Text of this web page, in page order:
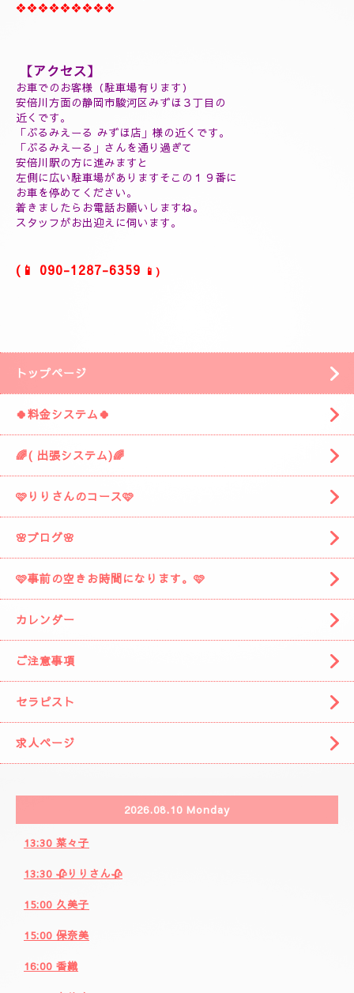
(ホットストーン30分¥5000)
【アクセス】
お車でのお客様（駐車場有ります）
安倍川方面の静岡市駿河区みずほ３丁目の
近くです。
「ぷるみえーる みずほ店」
「ぷるみえーる」さんを通り過ぎて
安倍川駅の方に進みますと
左側に広い駐車場がありますそこの１９番に
お車を停めてください。
13:30 菜々子
13:30 🥀りりさん🥀
15:00 久美子
15:00 保奈美